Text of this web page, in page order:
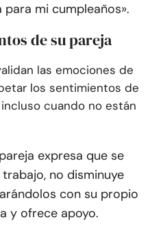
mi cumpleaños».
de su pareja
las emociones de
los sentimientos de
cuando no están
expresa que se
no disminuye
con su propio
y ofrece apoyo.